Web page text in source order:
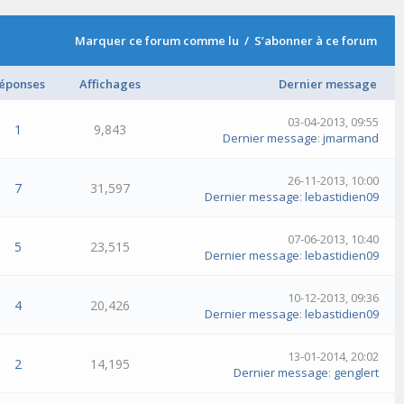
Marquer ce forum comme lu / S’abonner à ce forum
Affichages Dernier message
1 9,843
03-04-2013, 09:55
Dernier message:jmarmand
7 31,597
26-11-2013, 10:00
Dernier message:lebastidien09
5 23,515
07-06-2013, 10:40
Dernier message:lebastidien09
4 20,426
10-12-2013, 09:36
Dernier message:lebastidien09
2 14,195
13-01-2014, 20:02
Dernier message: genglert